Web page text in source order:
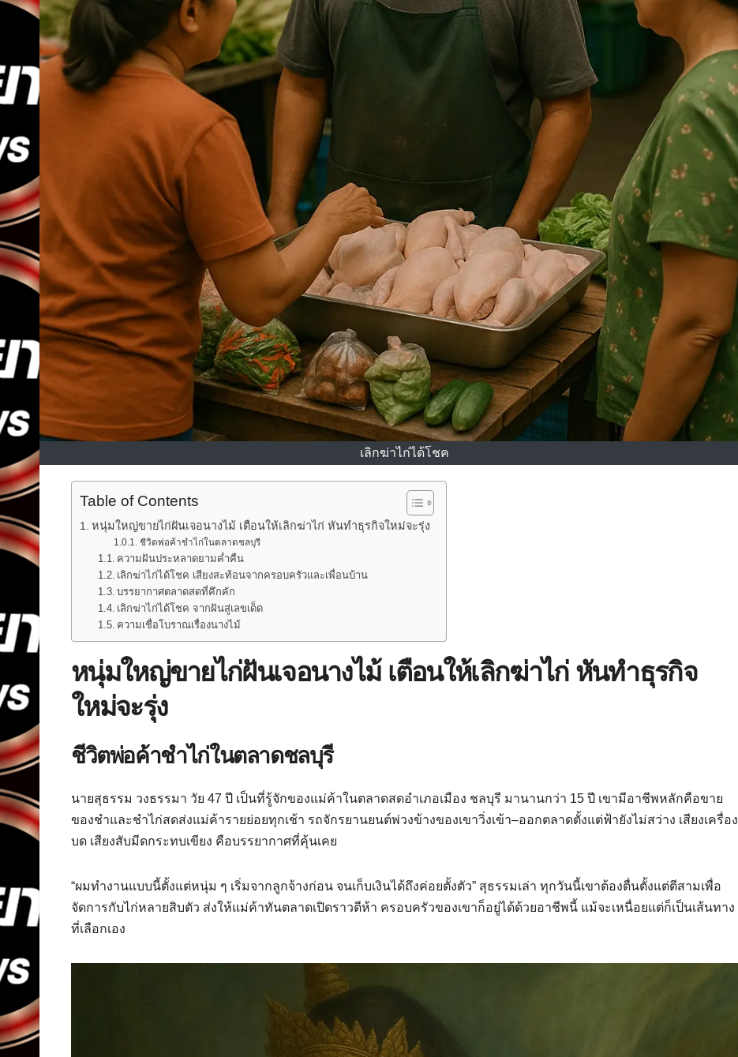
เลิกฆ่าไก่ได้โชค
Table of Contents
หนุ่มใหญ่ขายไก่ฝันเจอนางไม้ เตือนให้เลิกฆ่าไก่ หันทำธุรกิจใหม่จะรุ่ง
ชีวิตพ่อค้าชำไก่ในตลาดชลบุรี
ความฝันประหลาดยามค่ำคืน
เลิกฆ่าไก่ได้โชค เสียงสะท้อนจากครอบครัวและเพื่อนบ้าน
บรรยากาศตลาดสดที่คึกคัก
เลิกฆ่าไก่ได้โชค จากฝันสู่เลขเด็ด
ความเชื่อโบราณเรื่องนางไม้
หนุ่มใหญ่ขายไก่ฝันเจอนางไม้ เตือนให้เลิกฆ่าไก่ หันทำธุรกิจ
ใหม่จะรุ่ง
ชีวิตพ่อค้าชำไก่ในตลาดชลบุรี
นายสุธรรม วงธรรมา วัย 47 ปี เป็นที่รู้จักของแม่ค้าในตลาดสดอำเภอเมือง ชลบุรี มานานกว่า 15 ปี เขามีอาชีพหลักคือขาย
ของชำและชำไก่สดส่งแม่ค้ารายย่อยทุกเช้า รถจักรยานยนต์พ่วงข้างของเขาวิ่งเข้า–ออกตลาดตั้งแต่ฟ้ายังไม่สว่าง เสียงเครื่อง
บด เสียงสับมีดกระทบเขียง คือบรรยากาศที่คุ้นเคย
“ผมทำงานแบบนี้ตั้งแต่หนุ่ม ๆ เริ่มจากลูกจ้างก่อน จนเก็บเงินได้ถึงค่อยตั้งตัว” สุธรรมเล่า ทุกวันนี้เขาต้องตื่นตั้งแต่ตีสามเพื่อ
จัดการกับไก่หลายสิบตัว ส่งให้แม่ค้าทันตลาดเปิดราวตีห้า ครอบครัวของเขาก็อยู่ได้ด้วยอาชีพนี้ แม้จะเหนื่อยแต่ก็เป็นเส้นทาง
ที่เลือกเอง